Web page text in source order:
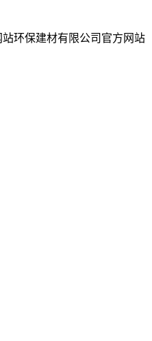
环保建材有限公司官方网站